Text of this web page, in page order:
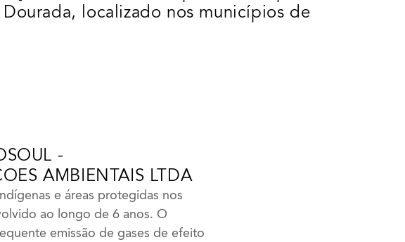
localizado nos municípios de
-
AMBIENTAIS LTDA
e áreas protegidas nos
ao longo de 6 anos. O
emissão de gases de efeito